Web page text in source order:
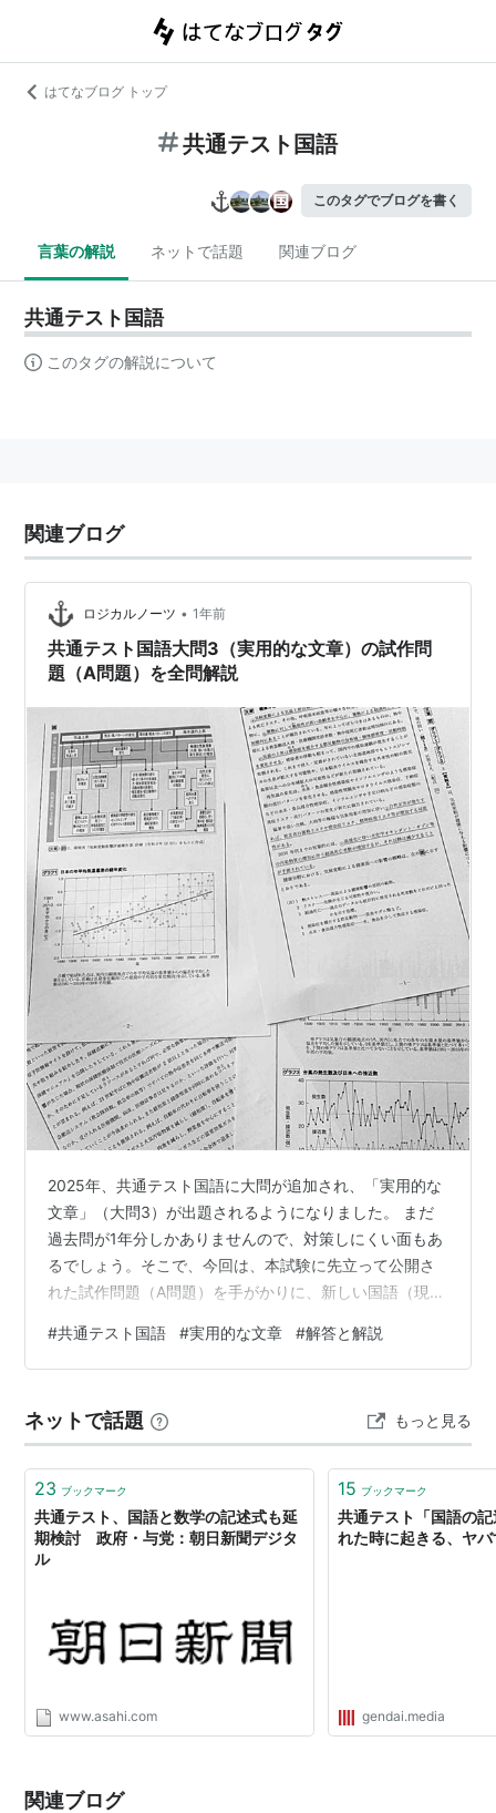
はてなブログ トップ
共通テスト国語
このタグでブログを書く
言葉の解説 ネットで話題 関連ブログ
共通テスト国語
このタグの解説について
関連ブログ
ロジカルノーツ • 1年前
共通テスト国語大問3（実用的な文章）の試作問
題（A問題）を全問解説
2025年、共通テスト国語に大問が追加され、「実用的な
文章」（大問3）が出題されるようになりました。 まだ
過去問が1年分しかありませんので、対策しにくい面もあ
るでしょう。そこで、今回は、本試験に先立って公開さ
れた試作問題（A問題）を手がかりに、新しい国語（現代
作問題（A問題） テーマは「気候変動が健康に与える影
響」です。資料として与えられるものは次の通り。 【文
自然的要素」と「気候変動による影響」の因果関係 【グ
ラフ1】日本の年平均気温偏差の経年変化 【グラフ2】日
本の年降水量偏差の経年変…
#共通テスト国語 #実用的な文章 #解答と解説
ネットで話題 もっと見る
23 ブックマーク
共通テスト、国語と数学の記述式も延
期検討 政府・与党：朝日新聞デジタ
ル
www.asahi.com
15 ブックマーク
共通テスト「国語の
れた時に起きる、ヤ
gendai.media
関連ブログ